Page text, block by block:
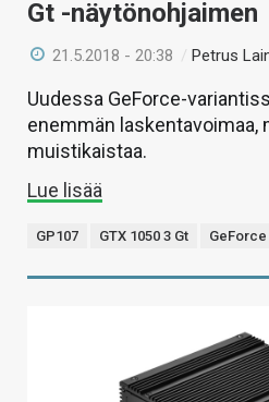
Gt -näytönohjaimen
21.5.2018 - 20:38 /Petrus
Uudessa GeForce-
enemmän laskentavoimaa,
muistikaistaa.
Lue lisää
GP107 GTX 1050 3 Gt GeForce